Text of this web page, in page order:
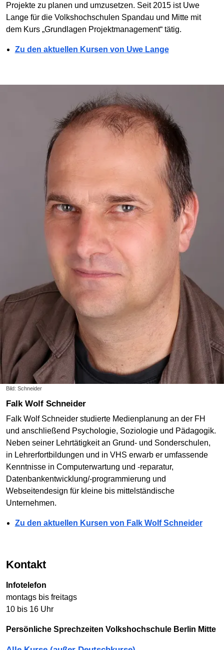
Projekte zu planen und umzusetzen. Seit 2015 ist Uwe
Lange für die Volkshochschulen Spandau und Mitte mit
dem Kurs „Grundlagen Projektmanagement“ tätig.
Zu den aktuellen Kursen von Uwe Lange
Bild: Schneider
Falk Wolf Schneider
Falk Wolf Schneider studierte Medienplanung an der FH
und anschließend Psychologie, Soziologie und Pädagogik.
Neben seiner Lehrtätigkeit an Grund- und Sonderschulen,
in Lehrerfortbildungen und in VHS erwarb er umfassende
Kenntnisse in Computerwartung und -reparatur,
Datenbankentwicklung/-programmierung und
Webseitendesign für kleine bis mittelständische
Unternehmen.
Zu den aktuellen Kursen von Falk Wolf Schneider
Kontakt
Infotelefon
montags bis freitags
10 bis 16 Uhr
Persönliche Sprechzeiten Volkshochschule Berlin Mitte